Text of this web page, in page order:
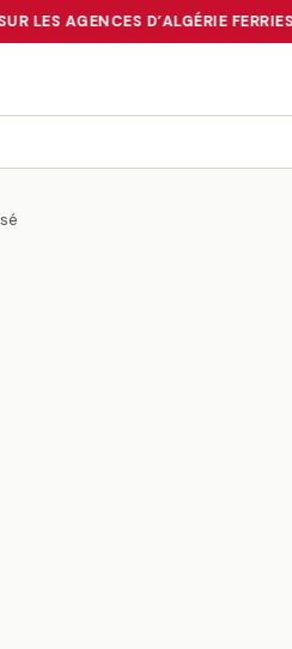
LES AGENCES D’ALGÉRIE
SUR LES AGENCES D’ALGÉRIE